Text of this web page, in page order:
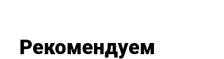
Рекомендуем